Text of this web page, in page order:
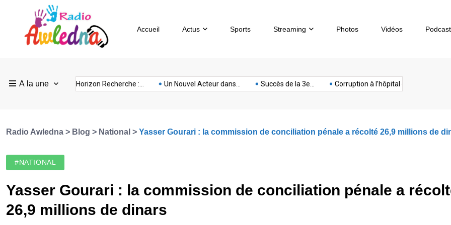
Accueil Actus Sports Streaming Photos Vidéos
A la une
:... FEF Horizon Recherche :... Un Nouvel Acteur dans... Succès de la 3e... Corruption à l’hôpital de...
nubia prison
Radio
Awledna
Realme
Sevilla
FC
Smartphone
sous-
marin
Spectacle Sport Tech terrorisme
Radio Awledna > Blog > National > Yasser Gourari : la commission de conciliation pénale a récolté 26,9 millions de
#NATIONAL
Yasser Gourari : la commission de conciliation pénale a
26,9 millions de dinars